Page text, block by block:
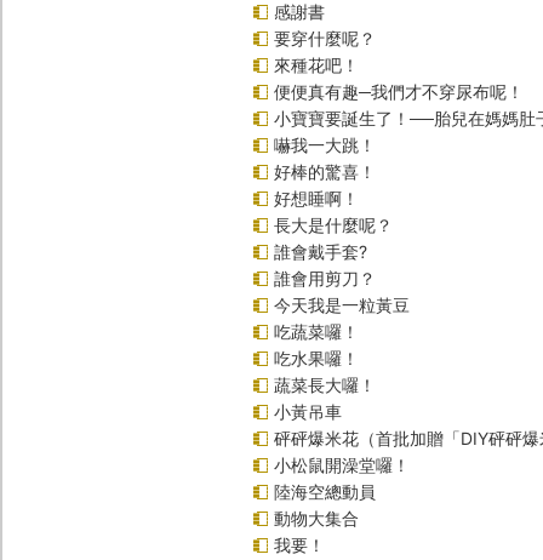
感謝書
要穿什麼呢？
來種花吧！
便便真有趣─我們才不穿尿布呢！
小寶寶要誕生了！──胎兒在媽媽肚
嚇我一大跳！
好棒的驚喜！
好想睡啊！
長大是什麼呢？
誰會戴手套?
誰會用剪刀？
今天我是一粒黃豆
吃蔬菜囉！
吃水果囉！
蔬菜長大囉！
小黃吊車
砰砰爆米花（首批加贈「DIY砰砰
小松鼠開澡堂囉！
陸海空總動員
動物大集合
我要！